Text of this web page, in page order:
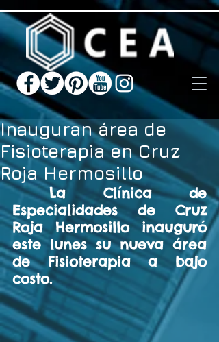
Inauguran área de
Fisioterapia en Cruz
Roja Hermosillo
La Clínica de
Especialidades de Cruz
Roja Hermosillo inauguró
este lunes su nueva área
de Fisioterapia a bajo
costo.